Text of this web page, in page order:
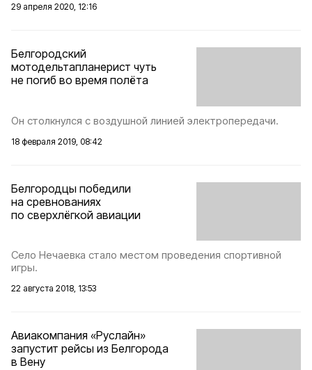
29 апреля 2020, 12:16
Белгородский
мотодельтапланерист чуть
не погиб во время полёта
Он столкнулся с воздушной линией электропередачи.
18 февраля 2019, 08:42
Белгородцы победили
на сревнованиях
по сверхлёгкой авиации
Село Нечаевка стало местом проведения спортивной
игры.
22 августа 2018, 13:53
Авиакомпания «Руслайн»
запустит рейсы из Белгорода
в Вену